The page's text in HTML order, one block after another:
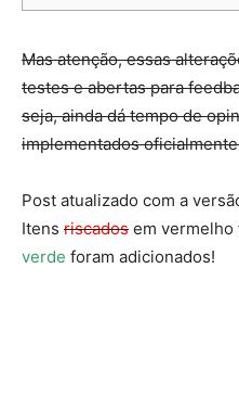
Mas atenção, essas
testes e abertas para
seja, ainda dá tempo de
implementados
Post atualizado com a
Itens riscados em vermelho
verde foram adicionados!